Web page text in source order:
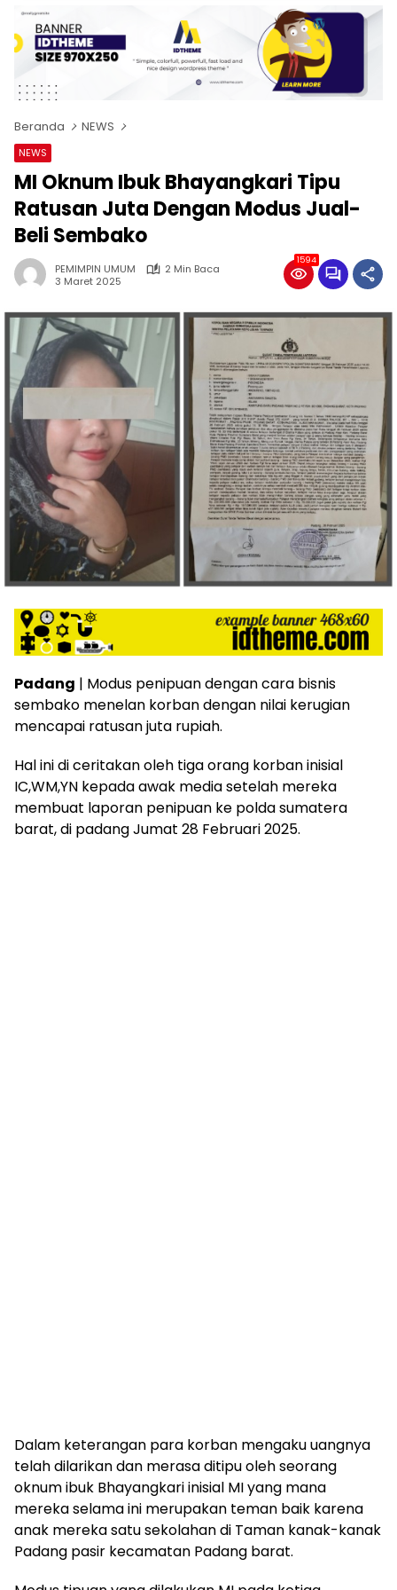
Beranda NEWS
NEWS
MI Oknum Ibuk Bhayangkari Tipu
Ratusan Juta Dengan Modus Jual-
Beli Sembako
PEMIMPIN UMUM
2 Min Baca
3 Maret 2025
1594
Padang | Modus penipuan dengan cara bisnis
sembako menelan korban dengan nilai kerugian
mencapai ratusan juta rupiah.
Hal ini di ceritakan oleh tiga orang korban inisial
IC,WM,YN kepada awak media setelah mereka
membuat laporan penipuan ke polda sumatera
barat, di padang Jumat 28 Februari 2025.
Dalam keterangan para korban mengaku uangnya
telah dilarikan dan merasa ditipu oleh seorang
oknum ibuk Bhayangkari inisial MI yang mana
mereka selama ini merupakan teman baik karena
anak mereka satu sekolahan di Taman kanak-kanak
Padang pasir kecamatan Padang barat.